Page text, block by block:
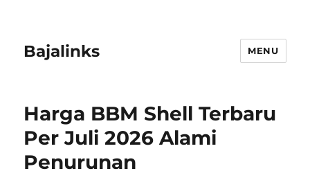
Bajalinks MENU
Harga BBM Shell Terbaru
Per Juli 2026 Alami
Penurunan